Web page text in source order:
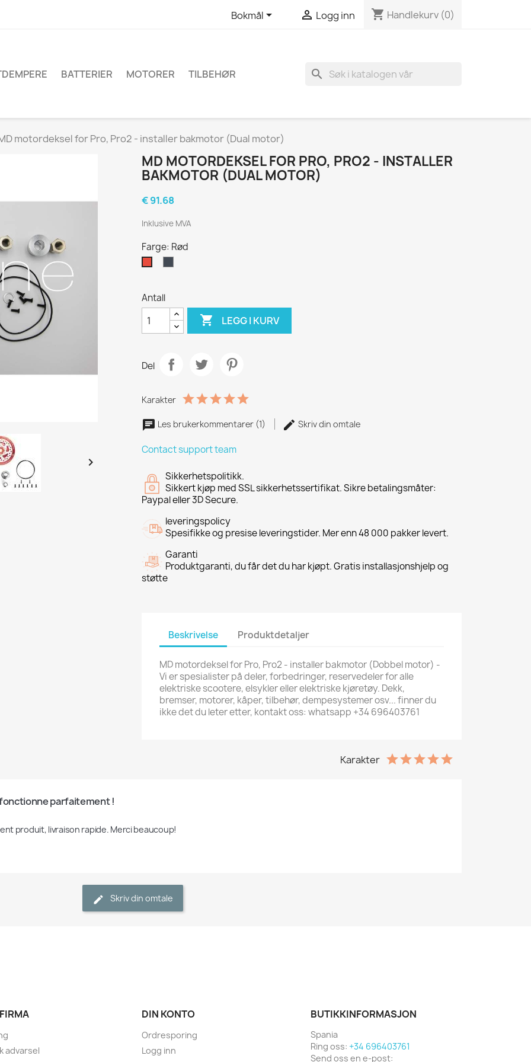
Bokmål  Logg inn shopping_cart Handlekurv (0)
BATTERIER MOTORER TILBEHØR search
motordeksel for Pro, Pro2 - installer bakmotor (Dual motor)

MD MOTORDEKSEL FOR PRO, PRO2 - INSTALLER
BAKMOTOR (DUAL MOTOR)
€ 91.68
Inklusive MVA
Farge: Rød
Antall
 LEGG I KURV
Del
Karakter
Les brukerkommentarer (1) Skriv din omtale
Contact support team
Sikkerhetspolitikk.
Sikkert kjøp med SSL sikkerhetssertifikat. Sikre betalingsmåter:
Paypal eller 3D Secure.
leveringspolicy
Spesifikke og presise leveringstider. Mer enn 48 000 pakker levert.
Garanti
Produktgaranti, du får det du har kjøpt. Gratis installasjonshjelp og
støtte
Beskrivelse Produktdetaljer
MD motordeksel for Pro, Pro2 - installer bakmotor (Dobbel motor) -
Vi er spesialister på deler, forbedringer, reservedeler for alle
elektriske scootere, elsykler eller elektriske kjøretøy. Dekk,
bremser, motorer, kåper, tilbehør, dempesystemer osv... finner du
ikke det du leter etter, kontakt oss: whatsapp +34 696403761
Karakter
parfaitement !
produit, livraison rapide. Merci beaucoup!
Skriv din omtale
advarsel
DIN KONTO
Ordresporing
Logg inn
BUTIKKINFORMASJON
Spania
Ring oss: +34 696403761
Send oss en e-post: